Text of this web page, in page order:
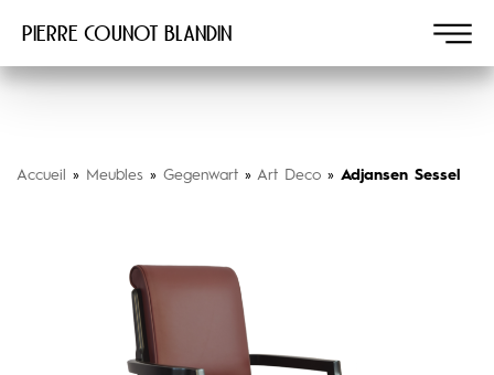
Pierre COUNOT BLANDIN
Accueil » Meubles » Gegenwart » Art Deco » Adjansen Sessel